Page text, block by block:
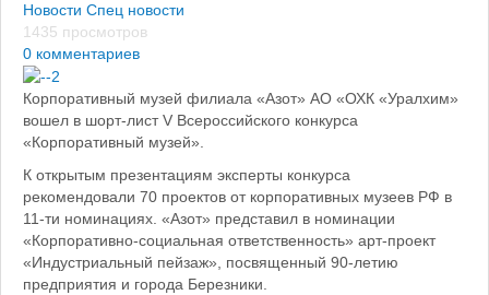
Новости Спец новости
1435 просмотров
0 комментариев
Корпоративный музей филиала «Азот» АО «ОХК «Уралхим»
вошел в шорт-лист V Всероссийского конкурса
«Корпоративный музей».
К открытым презентациям эксперты конкурса
рекомендовали 70 проектов от корпоративных музеев РФ в
11-ти номинациях. «Азот» представил в номинации
«Корпоративно-социальная ответственность» арт-проект
«Индустриальный пейзаж», посвященный 90-летию
предприятия и города Березники.